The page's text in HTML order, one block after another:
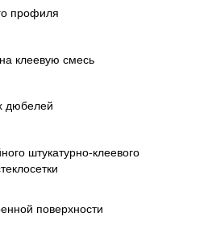
профиля
клеевую смесь
дюбелей
штукатурно-клеевого
поверхности